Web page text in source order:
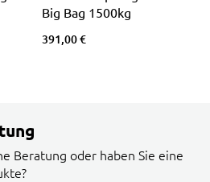
Big Bag 1500kg
391,00 €
Beratung oder haben Sie eine